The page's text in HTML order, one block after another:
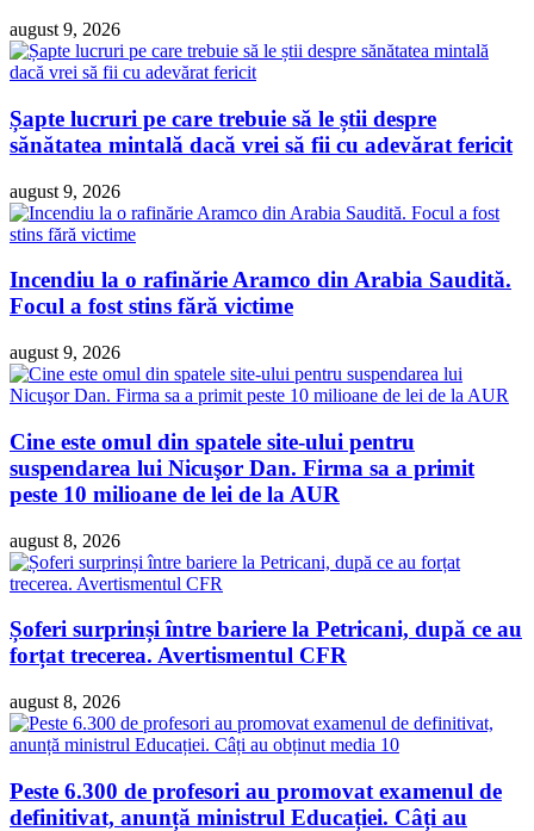
august 9, 2026
Șapte lucruri pe care trebuie să le știi despre
sănătatea mintală dacă vrei să fii cu adevărat fericit
august 9, 2026
Incendiu la o rafinărie Aramco din Arabia Saudită.
Focul a fost stins fără victime
august 9, 2026
Cine este omul din spatele site-ului pentru
suspendarea lui Nicuşor Dan. Firma sa a primit
peste 10 milioane de lei de la AUR
august 8, 2026
Șoferi surprinși între bariere la Petricani, după ce au
forțat trecerea. Avertismentul CFR
august 8, 2026
Peste 6.300 de profesori au promovat examenul de
definitivat, anunță ministrul Educației. Câți au